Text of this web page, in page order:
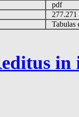
pdf
Tabulas
in